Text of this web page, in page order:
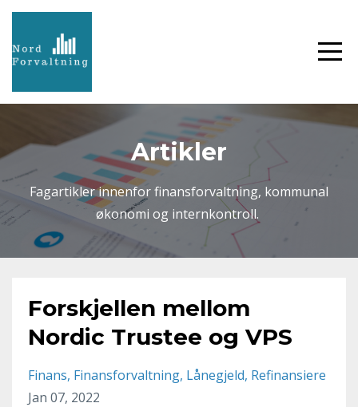
Artikler
Fagartikler innenfor finansforvaltning, kommunal
økonomi og internkontroll.
Forskjellen mellom
Nordic Trustee og VPS
Finans Finansforvaltning Lånegjeld Refinansiere
Jan 07, 2022